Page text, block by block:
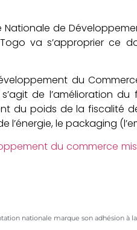
Nationale de
va s’approprier ce
du
de l’amélioration du
du poids de la fiscalité
le packaging
du commerce